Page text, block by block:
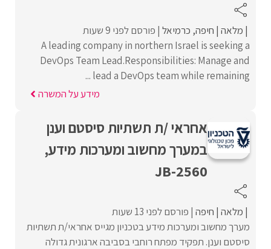
מלאה חיפה כרמיאל פורסם לפני 9 שעות
A leading company in northern Israel is seeking a
DevOps Team Lead.Responsibilities: Manage and
lead a DevOps team while remaining ...
מידע על המשרה
אחראי /ת תשתיות סיסטם וענן
במערך מחשוב ומערכות מידע,
JB-2560
מלאה חיפה פורסם לפני 13 שעות
מערך מחשוב ומערכות מידע בטכניון מגייס אחראי/ת תשתיות
סיסטם וענן. תפקיד מפתח רוחבי בסביבה ארגונית גדולה